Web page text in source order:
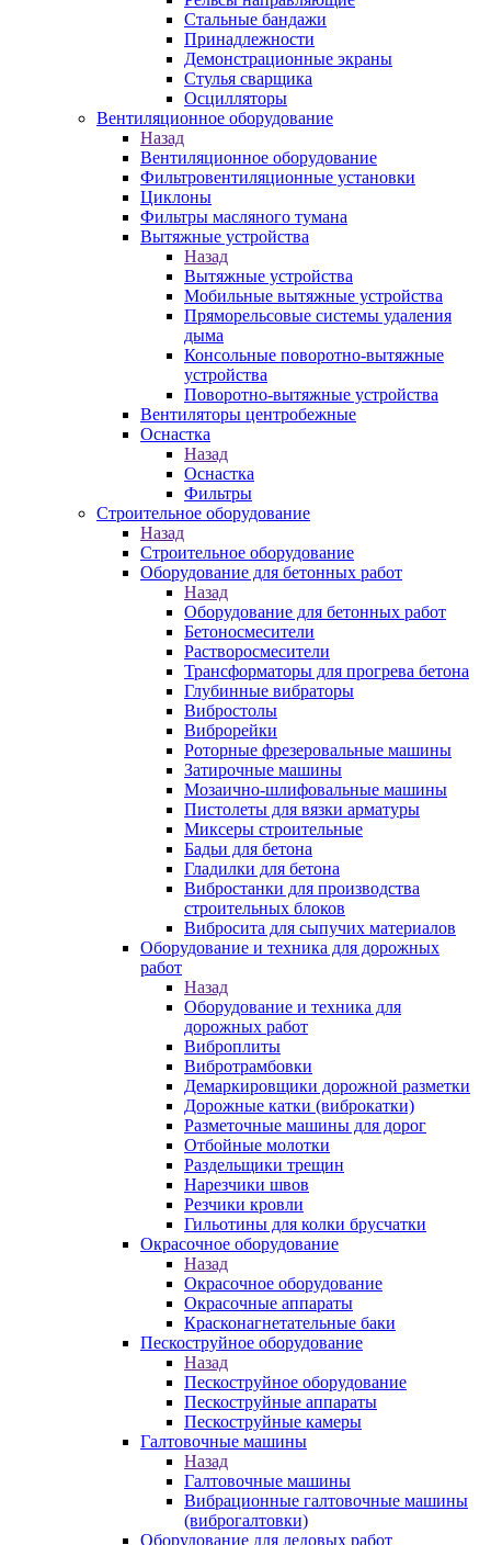
Стальные бандажи
Принадлежности
Демонстрационные экраны
Стулья сварщика
Осцилляторы
Вентиляционное оборудование
Назад
Вентиляционное оборудование
Фильтровентиляционные установки
Циклоны
Фильтры масляного тумана
Вытяжные устройства
Назад
Вытяжные устройства
Мобильные вытяжные устройства
Пряморельсовые системы удаления
дыма
Консольные поворотно-вытяжные
устройства
Поворотно-вытяжные устройства
Вентиляторы центробежные
Оснастка
Назад
Оснастка
Фильтры
Строительное оборудование
Назад
Строительное оборудование
Оборудование для бетонных работ
Назад
Оборудование для бетонных работ
Бетоносмесители
Растворосмесители
Трансформаторы для прогрева бетона
Глубинные вибраторы
Вибростолы
Виброрейки
Роторные фрезеровальные машины
Затирочные машины
Мозаично-шлифовальные машины
Пистолеты для вязки арматуры
Миксеры строительные
Бадьи для бетона
Гладилки для бетона
Вибростанки для производства
строительных блоков
Вибросита для сыпучих материалов
Оборудование и техника для дорожных
работ
Назад
Оборудование и техника для
дорожных работ
Виброплиты
Вибротрамбовки
Демаркировщики дорожной разметки
Дорожные катки (виброкатки)
Разметочные машины для дорог
Отбойные молотки
Раздельщики трещин
Нарезчики швов
Резчики кровли
Гильотины для колки брусчатки
Окрасочное оборудование
Назад
Окрасочное оборудование
Окрасочные аппараты
Красконагнетательные баки
Пескоструйное оборудование
Назад
Пескоструйное оборудование
Пескоструйные аппараты
Пескоструйные камеры
Галтовочные машины
Назад
Галтовочные машины
Вибрационные галтовочные машины
(виброгалтовки)
Оборудование для ледовых работ